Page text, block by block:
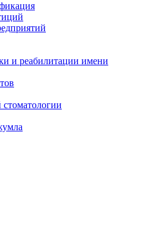
и реабилитации имени